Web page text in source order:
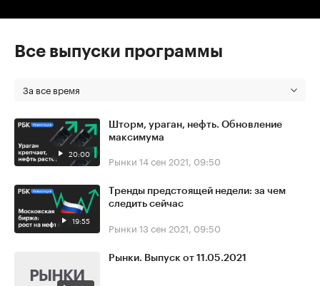
Все выпуски программы
За все время
20:00
Шторм, ураган, нефть. Обновление
максимума
Рынки 14 сен 2021, 09:50
19:55
Тренды предстоящей недели: за чем
следить сейчас
Рынки 13 сен 2021, 09:50
Рынки. Выпуск от 11.05.2021